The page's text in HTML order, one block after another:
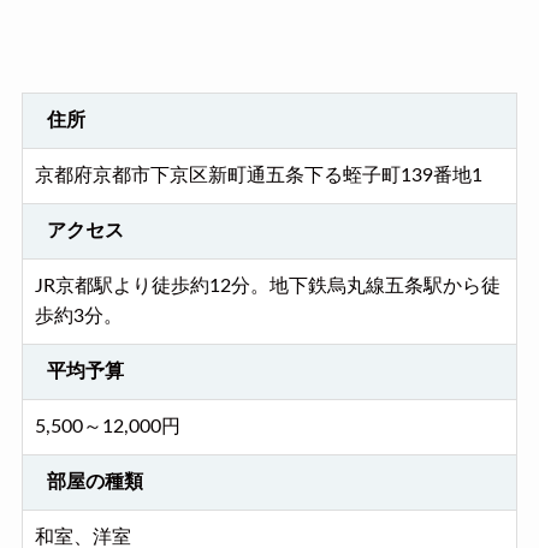
住所
京都府京都市下京区新町通五条下る蛭子町139番地1
アクセス
JR京都駅より徒歩約12分。地下鉄烏丸線五条駅から徒
歩約3分。
平均予算
5,500～12,000円
部屋の種類
和室、洋室